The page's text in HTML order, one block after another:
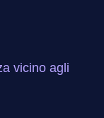
vicino agli